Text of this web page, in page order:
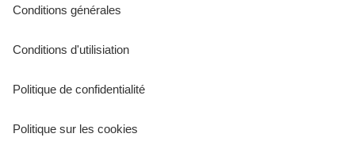
Conditions générales
Conditions d'utilisiation
Politique de confidentialité
Politique sur les cookies